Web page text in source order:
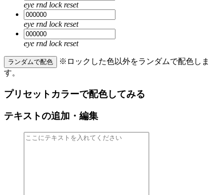
eye rnd lock reset
eye rnd lock reset
eye rnd lock reset
ランダムで配色
※ロックした色以外をランダムで配色しま
す。
プリセットカラーで配色してみる
テキストの追加・編集